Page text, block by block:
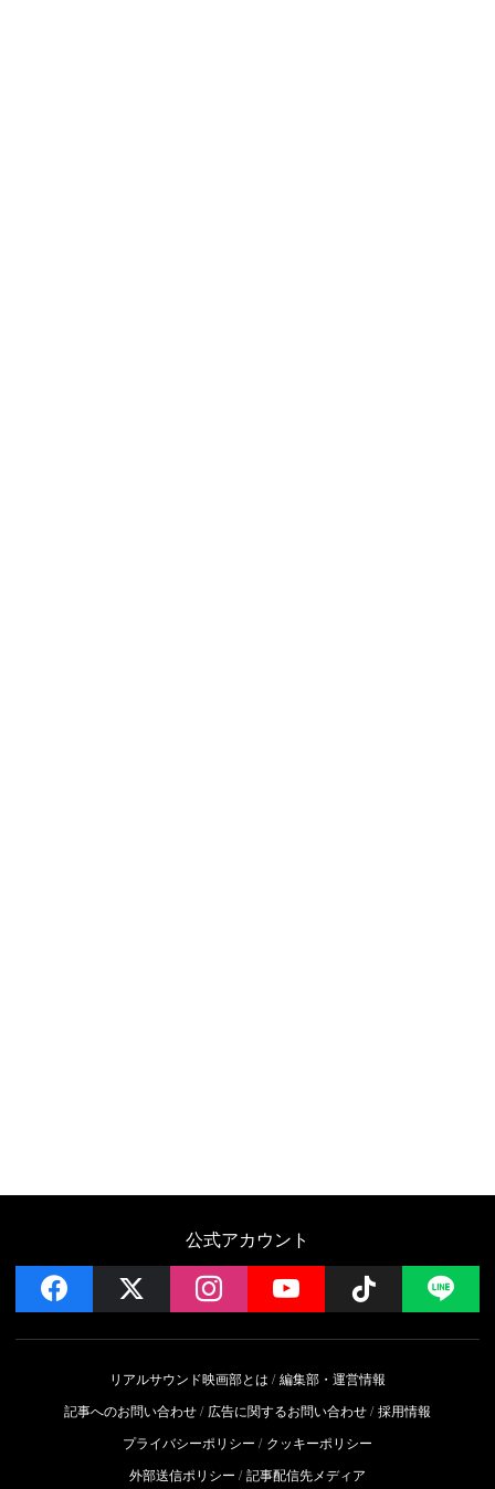
公式アカウント
facebook instagramYouTube Follow
リアルサウンド映画部とは
編集部・運営情報
記事へのお問い合わせ
広告に関するお問い合わせ 採用情報
プライバシーポリシー
クッキーポリシー
外部送信ポリシー
記事配信先メディア